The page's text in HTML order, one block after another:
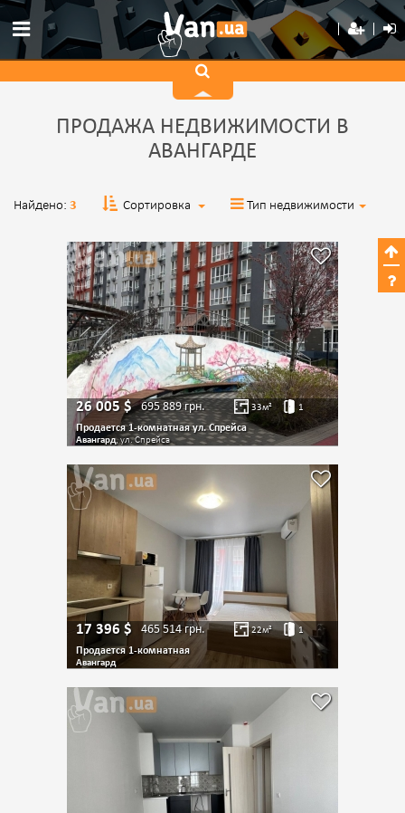
ПРОДАЖА НЕДВИЖИМОСТИ В
АВАНГАРДЕ
Найдено: 3 Сортировка Тип недвижимости
26 005 $ 695 889грн. 33м² 1
Продается 1-комнатная ул. Спрейса
Авангард, ул. Спрейса
17 396 $ 465 514грн. 22м² 1
Продается 1-комнатная
Авангард